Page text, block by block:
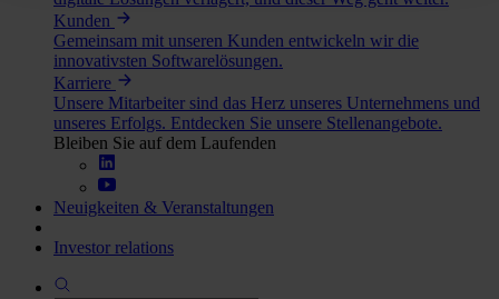
Kunden
Gemeinsam mit unseren Kunden entwickeln wir die
innovativsten Softwarelösungen.
Karriere
Unsere Mitarbeiter sind das Herz unseres Unternehmens und
unseres Erfolgs. Entdecken Sie unsere Stellenangebote.
Bleiben Sie auf dem Laufenden
Neuigkeiten & Veranstaltungen
Investor relations